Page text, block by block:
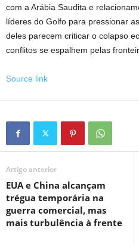
com a Arábia Saudita e
líderes do Golfo para pressionar
deles parecem criticar o colapso
conflitos se espalhem pelas
Source link
Artigo anterior
EUA e China alcançam
trégua temporária na
guerra comercial, mas
mais turbulência à frente